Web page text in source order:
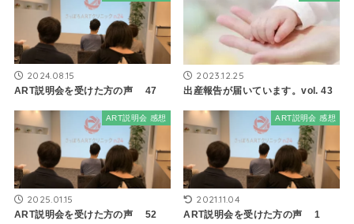
2024.08.15
ART説明会を受けた方の声 47
2023.12.25
出産報告が届いています。vol. 43
ART説明会 感想
2025.01.15
ART説明会を受けた方の声 52
ART説明会 感想
2021.11.04
ART説明会を受けた方の声 1